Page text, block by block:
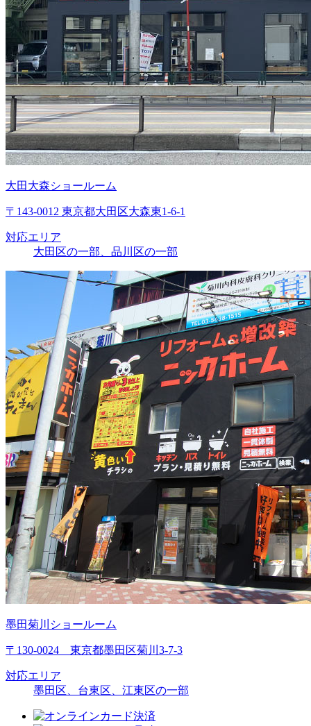
大田大森ショールーム
〒143-0012 東京都大田区大森東1-6-1
対応エリア
大田区の一部、品川区の一部
墨田菊川ショールーム
〒130-0024 東京都墨田区菊川3-7-3
対応エリア
墨田区、台東区、江東区の一部